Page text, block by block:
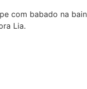
com babado na
Lia.